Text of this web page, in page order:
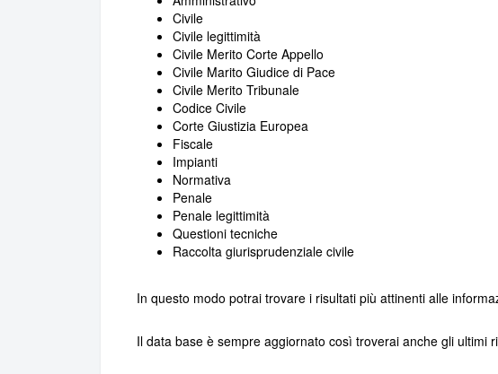
Civile
Civile legittimità
Civile Merito Corte Appello
Civile Marito Giudice di Pace
Civile Merito Tribunale
Codice Civile
Corte Giustizia Europea
Fiscale
Impianti
Normativa
Penale
Penale legittimità
Questioni tecniche
Raccolta giurisprudenziale civile
In questo modo potrai trovare i risultati più attinenti alle
Il data base è sempre aggiornato così troverai anche gli ultimi